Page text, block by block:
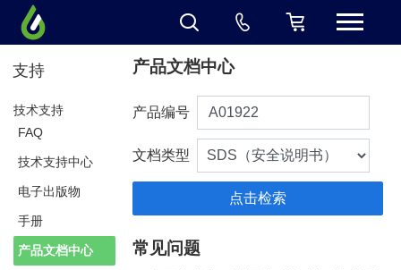
支持
技术支持
FAQ
技术支持中心
电子出版物
手册
产品文档中心
产品文档中心
产品编号
文档类型
常见问题